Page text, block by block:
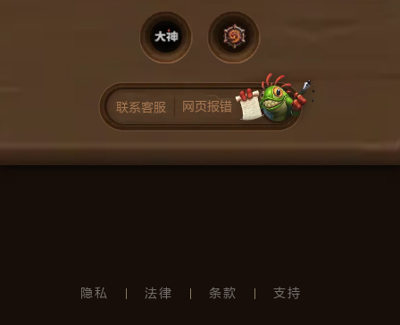
联系客服 网页报错
隐私 法律 条款 支持